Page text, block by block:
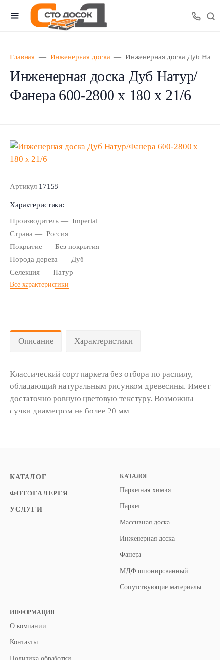
Главная Инженерная доска Инженерная доска Дуб
Инженерная доска Дуб Натур/
Фанера 600-2800 х 180 х 21/6
Артикул 17158
Характеристики:
Производитель
Imperial
Страна
Россия
Покрытие
Без покрытия
Порода дерева
Дуб
Селекция
Натур
Все характеристики
Описание Характеристики
Классический сорт паркета без отбора по распилу,
обладающий натуральным рисунком древесины. Имеет
достаточно ровную цветовую текстуру. Возможны
сучки диаметром не более 20 мм.
КАТАЛОГ
ФОТОГАЛЕРЕЯ
УСЛУГИ
КАТАЛОГ
Паркетная химия
Паркет
Массивная доска
Инженерная доска
Фанера
МДФ шпонированный
Сопутствующие материалы
ИНФОРМАЦИЯ
О компании
Контакты
Политика обработки